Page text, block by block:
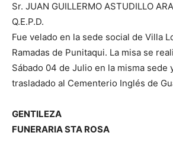
Sr. JUAN GUILLERMO ASTUDILLO
Q.E.P.D.
Fue velado en la sede social de Villa
Ramadas de Punitaqui. La misa se
Sábado 04 de Julio en la misma sede
trasladado al Cementerio Inglés de
GENTILEZA
FUNERARIA STA ROSA